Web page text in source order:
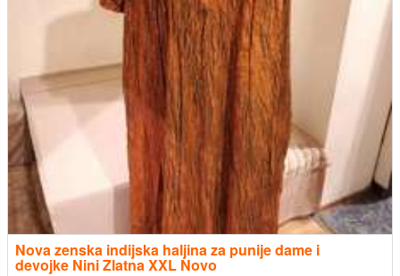
Nova zenska indijska haljina za punije dame i
devojke Nini Zlatna XXL Novo